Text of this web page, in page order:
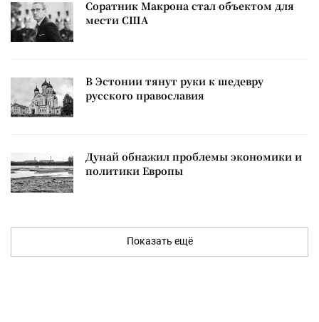
Соратник Макрона стал объектом для
мести США
В Эстонии тянут руки к шедевру
русского православия
Дунай обнажил проблемы экономики и
политики Европы
Показать ещё